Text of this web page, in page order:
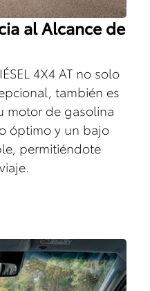
al Alcance de
4X4 AT no solo
también es
motor de gasolina
óptimo y un bajo
permitiéndote